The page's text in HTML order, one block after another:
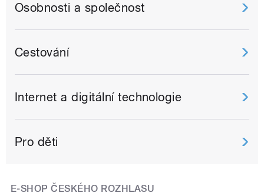
Osobnosti a společnost
Cestování
Internet a digitální technologie
Pro děti
E-SHOP ČESKÉHO ROZHLASU